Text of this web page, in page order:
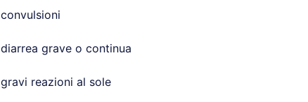
convulsioni
diarrea grave o continua
gravi reazioni al sole